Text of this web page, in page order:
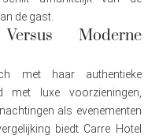
de gast.
Moderne
met haar authentieke
met luxe voorzieningen,
als evenementen
biedt Carre Hotel